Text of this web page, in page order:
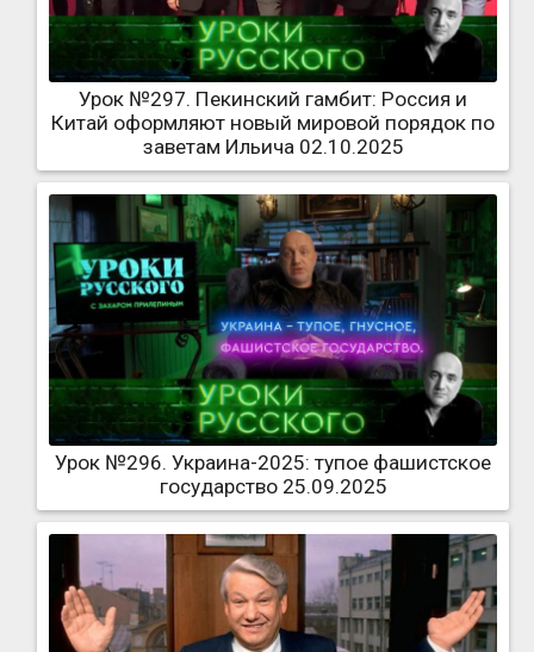
Урок №297. Пекинский гамбит: Россия и
Китай оформляют новый мировой порядок по
заветам Ильича 02.10.2025
Урок №296. Украина-2025: тупое фашистское
государство 25.09.2025